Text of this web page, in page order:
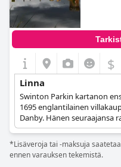
$
Linna
Swinton Parkin kartanon
1695 englantilainen
Danby. Hänen seuraajansa
porttitalon, ja 1760-luvulla
järven ketju. Vuonna 1882
vuotiaana. Hän aloitti
kolmannen kerroksen ja
*Lisäveroja tai -maksuja
ennen varauksen tekemistä.